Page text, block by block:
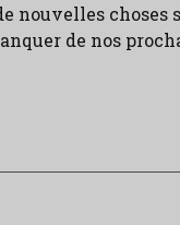
nouvelles
de nos